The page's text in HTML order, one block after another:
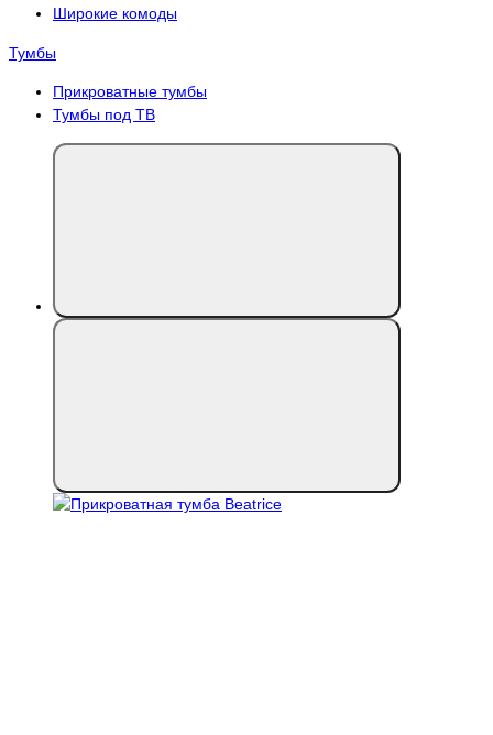
Широкие комоды
Тумбы
Прикроватные тумбы
Тумбы под ТВ